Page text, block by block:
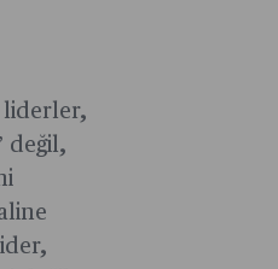
liderler,
değil,